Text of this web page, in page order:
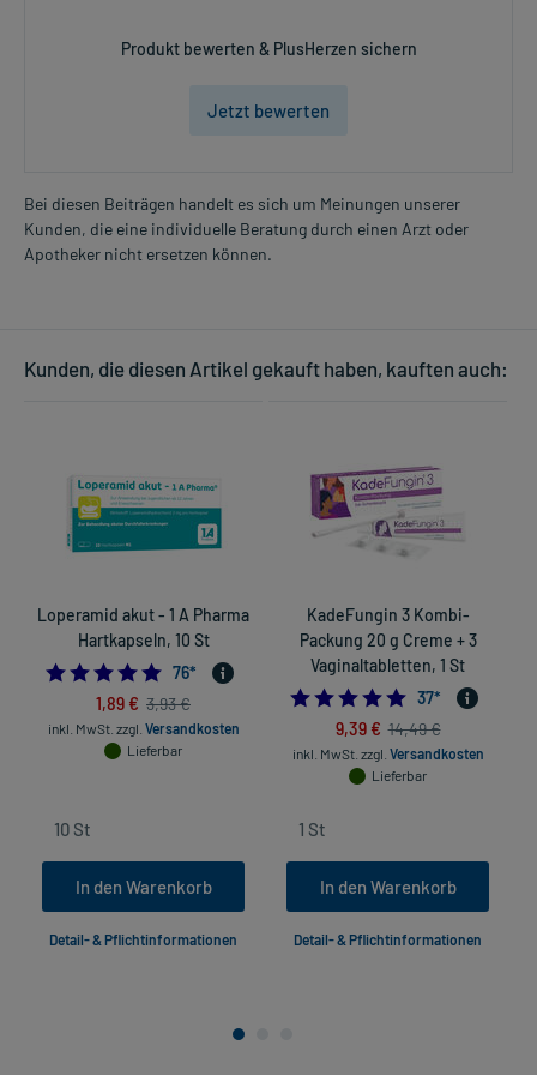
Produkt bewerten & PlusHerzen sichern
Jetzt bewerten
Bei diesen Beiträgen handelt es sich um Meinungen unserer
Kunden, die eine individuelle Beratung durch einen Arzt oder
Apotheker nicht ersetzen können.
Kunden, die diesen Artikel gekauft haben, kauften auch:
Loperamid akut - 1 A Pharma
Hartkapseln, 10 St
4.947368421052632
76*
1,89 € 3,93 €
inkl. MwSt. zzgl. Versandkosten
Lieferbar
In den Warenkorb
Detail- & Pflichtinformationen
KadeFungin 3 Kombi-
Packung 20 g Creme + 3
Vaginaltabletten, 1 St
4.918918918918919
37*
9,39 € 14,49 €
inkl. MwSt. zzgl. Versandkosten
Lieferbar
In den Warenkorb
Detail- & Pflichtinformationen